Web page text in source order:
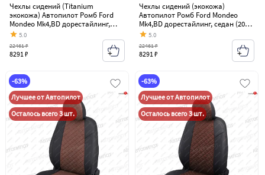
Чехлы сидений (Titanium
экокожа) Автопилот Ромб Ford
Mondeo Mk4,BD дорестайлинг,
седан (2007-2010)
5.0
8291 ₽
22461 ₽
Чехлы сидений (экокожа)
Автопилот Ромб Ford Mondeo
Mk4,BD дорестайлинг, седан (2007-
2010)
5.0
8291 ₽
22461 ₽
-63%
Лучшее от Автопилот
Осталось всего 3 шт.
-63%
Лучшее от Автопилот
Осталось всего 3 шт.